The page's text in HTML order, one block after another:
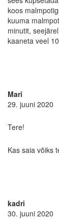
koos
kuuma
minutit,
kaaneta veel
Mari
29. juuni 2020
Tere!
Kas saia võiks
kadri
30. juuni 2020